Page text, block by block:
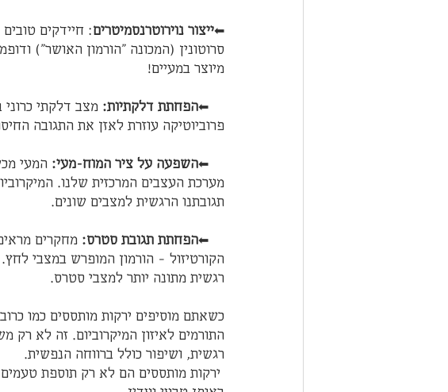
⬅ייצור נוירוטרנסמיטרים: חיידקים
מיוצר במעיים!
הפחתת דלקתיות: מצב דלקתי
פרוביוטיקה עוזרת לאזן את התגובה
השפעה על ציר המוח-מעי: המעי
מערכת העצבים המרכזית שלנו.
תגובתנו הרגשית למצבים שונים.
הפחתת תגובת סטרס: מחקרים
הקורטיזול – הורמון המופרש במצבי
רגשית מתונה יותר למצבי סטרס.
כשאתם מוסיפים ירקות מותססים כמו
התורמים לאיזון המיקרוביום. זה לא רק
רגשית, ושיפור כולל ברווחה הנפשית.
ירקות מותססים הם לא רק תוספת